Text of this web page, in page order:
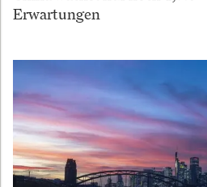
Erwartungen